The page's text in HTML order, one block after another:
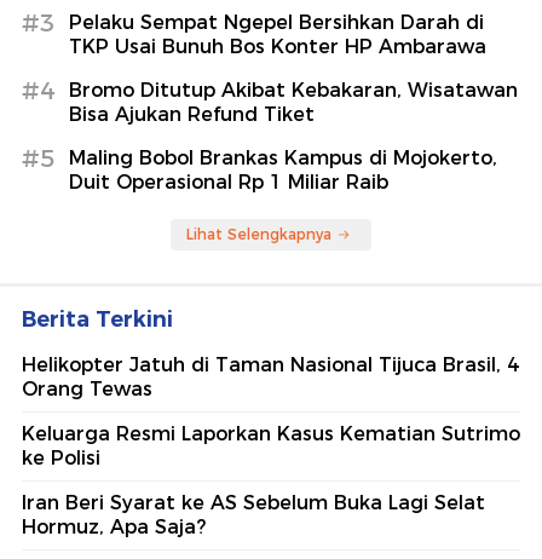
#3
Pelaku Sempat Ngepel Bersihkan Darah di
TKP Usai Bunuh Bos Konter HP Ambarawa
#4
Bromo Ditutup Akibat Kebakaran, Wisatawan
Bisa Ajukan Refund Tiket
#5
Maling Bobol Brankas Kampus di Mojokerto,
Duit Operasional Rp 1 Miliar Raib
Lihat Selengkapnya
Berita Terkini
Helikopter Jatuh di Taman Nasional Tijuca Brasil, 4
Orang Tewas
Keluarga Resmi Laporkan Kasus Kematian Sutrimo
ke Polisi
Iran Beri Syarat ke AS Sebelum Buka Lagi Selat
Hormuz, Apa Saja?